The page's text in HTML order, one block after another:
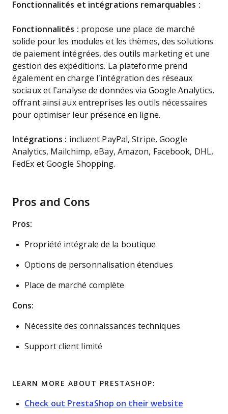
Fonctionnalités et intégrations remarquables :
Fonctionnalités : propose une place de marché
solide pour les modules et les thèmes, des solutions
de paiement intégrées, des outils marketing et une
gestion des expéditions. La plateforme prend
également en charge l’intégration des réseaux
sociaux et l’analyse de données via Google Analytics,
offrant ainsi aux entreprises les outils nécessaires
pour optimiser leur présence en ligne.
Intégrations : incluent PayPal, Stripe, Google
Analytics, Mailchimp, eBay, Amazon, Facebook, DHL,
FedEx et Google Shopping.
Pros and Cons
Pros:
Propriété intégrale de la boutique
Options de personnalisation étendues
Place de marché complète
Cons:
Nécessite des connaissances techniques
Support client limité
LEARN MORE ABOUT PRESTASHOP:
Check out PrestaShop on their website